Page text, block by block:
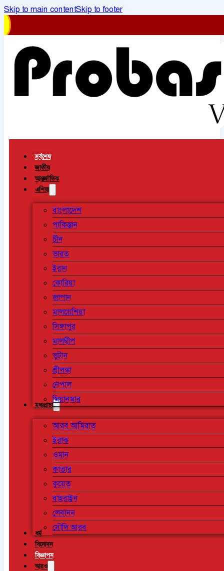
Skip to main contentSkip to footer
সর্বশেষ
জাতীয়
আন্তর্জাতিক
এশিয়া
বাংলাদেশ
পাকিস্তান
চীন
ভারত
ইরান
কোরিয়া
জাপান
মালয়েশিয়া
সিঙ্গাপুর
মালদ্বীপ
ভুটান
শ্রীলঙ্কা
নেপাল
মিয়ানমার
মধ্যপ্রাচ্য
আরব আমিরাত
ইরাক
ওমান
কাতার
কুয়েত
বাহরাইন
লেবানন
সৌদি আরব
ধর্ম
বিনোদন
বিজ্ঞাপন
আরও